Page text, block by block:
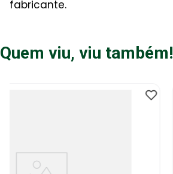
fabricante.
Quem viu, viu também!